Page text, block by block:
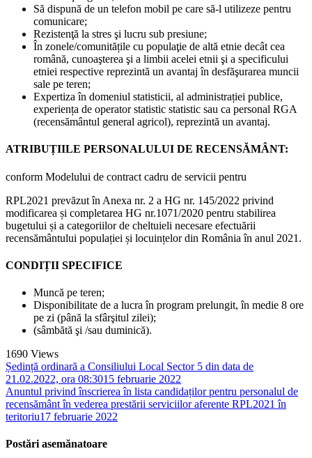
Să dispună de un telefon mobil pe care să-l utilizeze pentru
comunicare;
Rezistenţă la stres şi lucru sub presiune;
În zonele/comunitățile cu populaţie de altă etnie decât cea
română, cunoaşterea şi a limbii acelei etnii şi a specificului
etniei respective reprezintă un avantaj în desfăşurarea muncii
sale pe teren;
Expertiza în domeniul statisticii, al administrației publice,
experiența de operator statistic statistic sau ca personal RGA
(recensământul general agricol), reprezintă un avantaj.
ATRIBUȚIILE PERSONALULUI DE RECENSĂMÂNT:
conform Modelului de contract cadru de servicii pentru
RPL2021 prevăzut în Anexa nr. 2 a HG nr. 145/2022 privind
modificarea și completarea HG nr.1071/2020 pentru stabilirea
bugetului și a categoriilor de cheltuieli necesare efectuării
recensământului populației și locuințelor din România în anul 2021.
CONDIȚII SPECIFICE
Muncă pe teren;
Disponibilitate de a lucra în program prelungit, în medie 8 ore
pe zi (până la sfârşitul zilei);
(sâmbătă şi /sau duminică).
1690 Views
Ședință ordinară a Consiliului Local Sector 5 din data de
21.02.2022, ora 08:3015 februarie 2022
Anuntul privind înscrierea în lista candidaților pentru personalul de
recensământ în vederea prestării serviciilor aferente RPL2021 în
teritoriu17 februarie 2022
Postări asemănatoare